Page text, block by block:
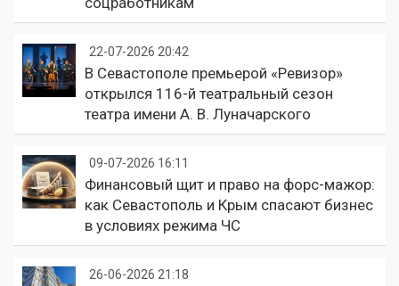
22-07-2026 20:42
В Севастополе премьерой «Ревизор»
открылся 116-й театральный сезон
театра имени А. В. Луначарского
09-07-2026 16:11
Финансовый щит и право на форс-мажор:
как Севастополь и Крым спасают бизнес
в условиях режима ЧС
26-06-2026 21:18